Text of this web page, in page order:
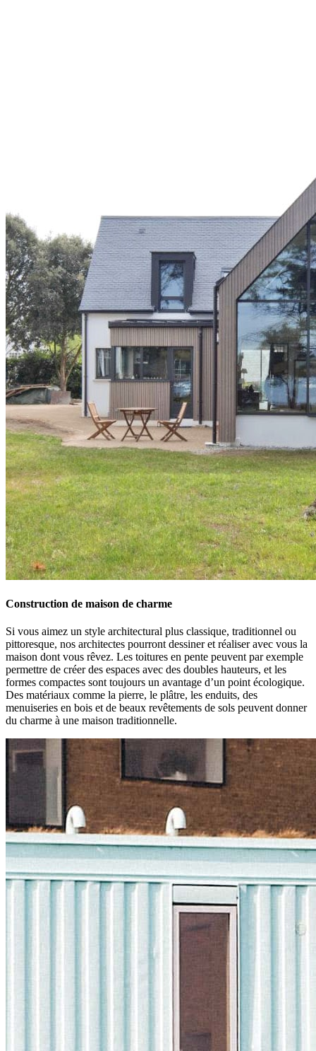
Construction de maison de charme
Si vous aimez un style architectural plus classique, traditionnel ou
pittoresque, nos architectes pourront dessiner et réaliser avec vous la
maison dont vous rêvez. Les toitures en pente peuvent par exemple
permettre de créer des espaces avec des doubles hauteurs, et les
formes compactes sont toujours un avantage d’un point écologique.
Des matériaux comme la pierre, le plâtre, les enduits, des
menuiseries en bois et de beaux revêtements de sols peuvent donner
du charme à une maison traditionnelle.